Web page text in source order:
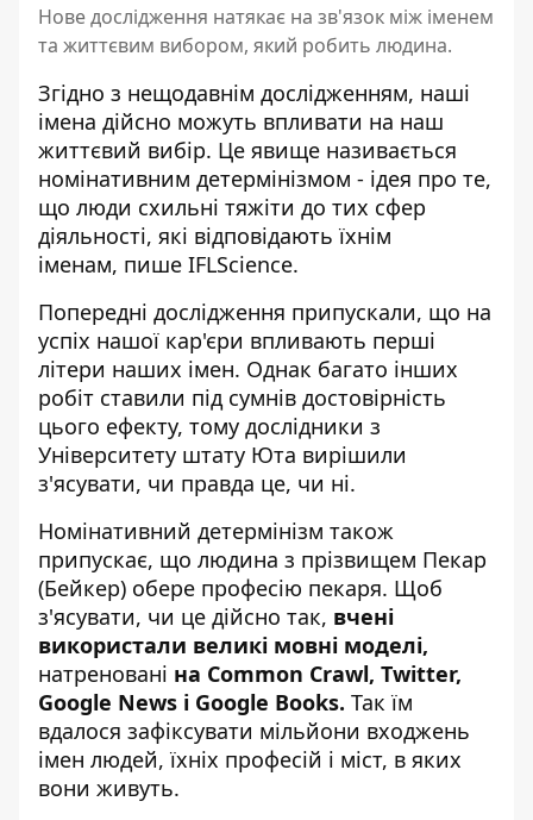
Нове дослідження натякає на зв'язок між іменем
та життєвим вибором, який робить людина.
Згідно з нещодавнім дослідженням, наші
імена дійсно можуть впливати на наш
життєвий вибір. Це явище називається
номінативним детермінізмом - ідея про те,
що люди схильні тяжіти до тих сфер
діяльності, які відповідають їхнім
іменам, пише IFLScience.
Попередні дослідження припускали, що на
успіх нашої кар'єри впливають перші
літери наших імен. Однак багато інших
робіт ставили під сумнів достовірність
цього ефекту, тому дослідники з
Університету штату Юта вирішили
з'ясувати, чи правда це, чи ні.
Номінативний детермінізм також
припускає, що людина з прізвищем Пекар
(Бейкер) обере професію пекаря. Щоб
з'ясувати, чи це дійсно так, вчені
використали великі мовні моделі,
натреновані на Common Crawl, Twitter,
Google News і Google Books. Так їм
вдалося зафіксувати мільйони входжень
імен людей, їхніх професій і міст, в яких
вони живуть.